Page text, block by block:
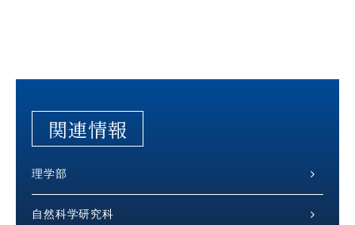
関連情報
理学部
自然科学研究科